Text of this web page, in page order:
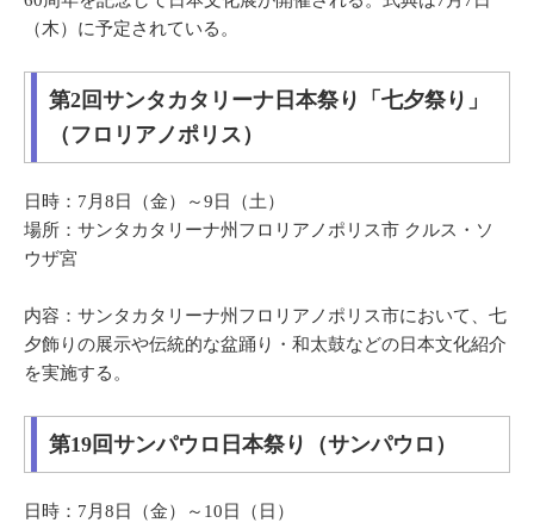
（木）に予定されている。
第2回サンタカタリーナ日本祭り「七夕祭り」
（フロリアノポリス）
日時：7月8日（金）～9日（土）
場所：サンタカタリーナ州フロリアノポリス市 クルス・ソ
ウザ宮
内容：サンタカタリーナ州フロリアノポリス市において、七
夕飾りの展示や伝統的な盆踊り・和太鼓などの日本文化紹介
を実施する。
第19回サンパウロ日本祭り（サンパウロ）
日時：7月8日（金）～10日（日）